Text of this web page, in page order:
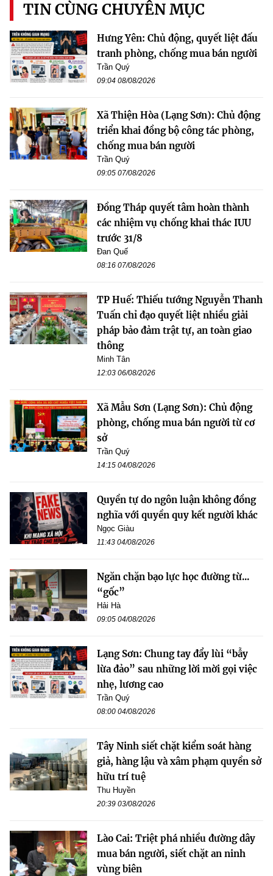
TIN CÙNG CHUYÊN MỤC
Hưng Yên: Chủ động, quyết liệt đấu
tranh phòng, chống mua bán người
Trần Quý
09:04 08/08/2026
Xã Thiện Hòa (Lạng Sơn): Chủ động
triển khai đồng bộ công tác phòng,
chống mua bán người
Trần Quý
09:05 07/08/2026
Đồng Tháp quyết tâm hoàn thành
các nhiệm vụ chống khai thác IUU
trước 31/8
Đan Quế
08:16 07/08/2026
TP Huế: Thiếu tướng Nguyễn Thanh
Tuấn chỉ đạo quyết liệt nhiều giải
pháp bảo đảm trật tự, an toàn giao
thông
Minh Tân
12:03 06/08/2026
Xã Mẫu Sơn (Lạng Sơn): Chủ động
phòng, chống mua bán người từ cơ
sở
Trần Quý
14:15 04/08/2026
Quyền tự do ngôn luận không đồng
nghĩa với quyền quy kết người khác
Ngọc Giàu
11:43 04/08/2026
Ngăn chặn bạo lực học đường từ...
“gốc”
Hải Hà
09:05 04/08/2026
Lạng Sơn: Chung tay đẩy lùi “bẫy
lừa đảo” sau những lời mời gọi việc
nhẹ, lương cao
Trần Quý
08:00 04/08/2026
Tây Ninh siết chặt kiểm soát hàng
giả, hàng lậu và xâm phạm quyền sở
hữu trí tuệ
Thu Huyền
20:39 03/08/2026
Lào Cai: Triệt phá nhiều đường dây
mua bán người, siết chặt an ninh
vùng biên